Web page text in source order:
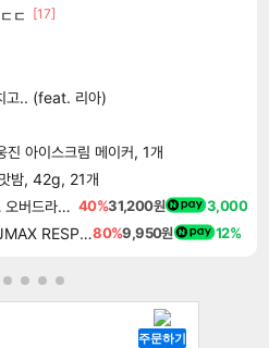
ㄷ [17]
고.. (feat. 리아)
아이스크림 메이커, 1개
밤, 42g, 21개
나 혼자만 레벨업 어라이즈 오버드라이브 디럭스 에디션 Solo Leveling Arise Overdrive Deluxe Edition 40%31,200원 3,000
디제이맥스 리스펙트 V DJMAX RESPECT V80%9,950원 12%